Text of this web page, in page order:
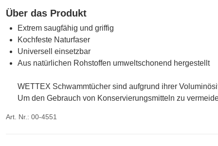
Über das Produkt
Extrem saugfähig und griffig
Kochfeste Naturfaser
Universell einsetzbar
Aus natürlichen Rohstoffen umweltschonend hergestellt
WETTEX Schwammtücher sind aufgrund ihrer
Um den Gebrauch von Konservierungsmitteln zu
Art. Nr.: 00-4551